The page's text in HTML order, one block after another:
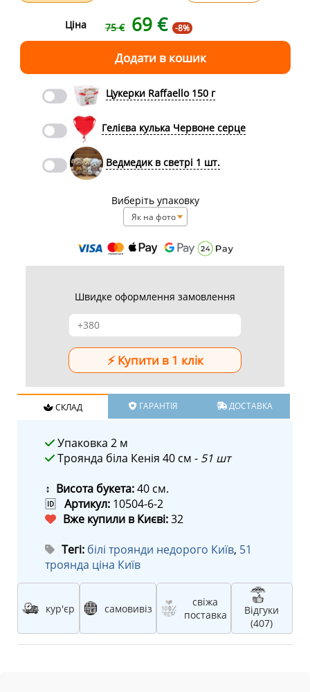
Ціна 75 € 69€ -8%
Цукерки Raffaello 150 г
Гелієва кулька Червоне серце
Ведмедик в светрі 1 шт.
Виберіть упаковку
Як на фото
Швидке оформлення замовлення
СКЛАД ГАРАНТІЯ ДОСТАВКА
Упаковка 2 м
Троянда біла Кенія 40 см - 51 шт
↕ Висота букета:40 см.
🆔 Артикул: 10504-6-2
Вже купили в Києві:32
Тегі: білі троянди недорого Київ, 51
троянда ціна Київ
кур'єр самовивіз
свіжа
поставка
Відгуки
(407)